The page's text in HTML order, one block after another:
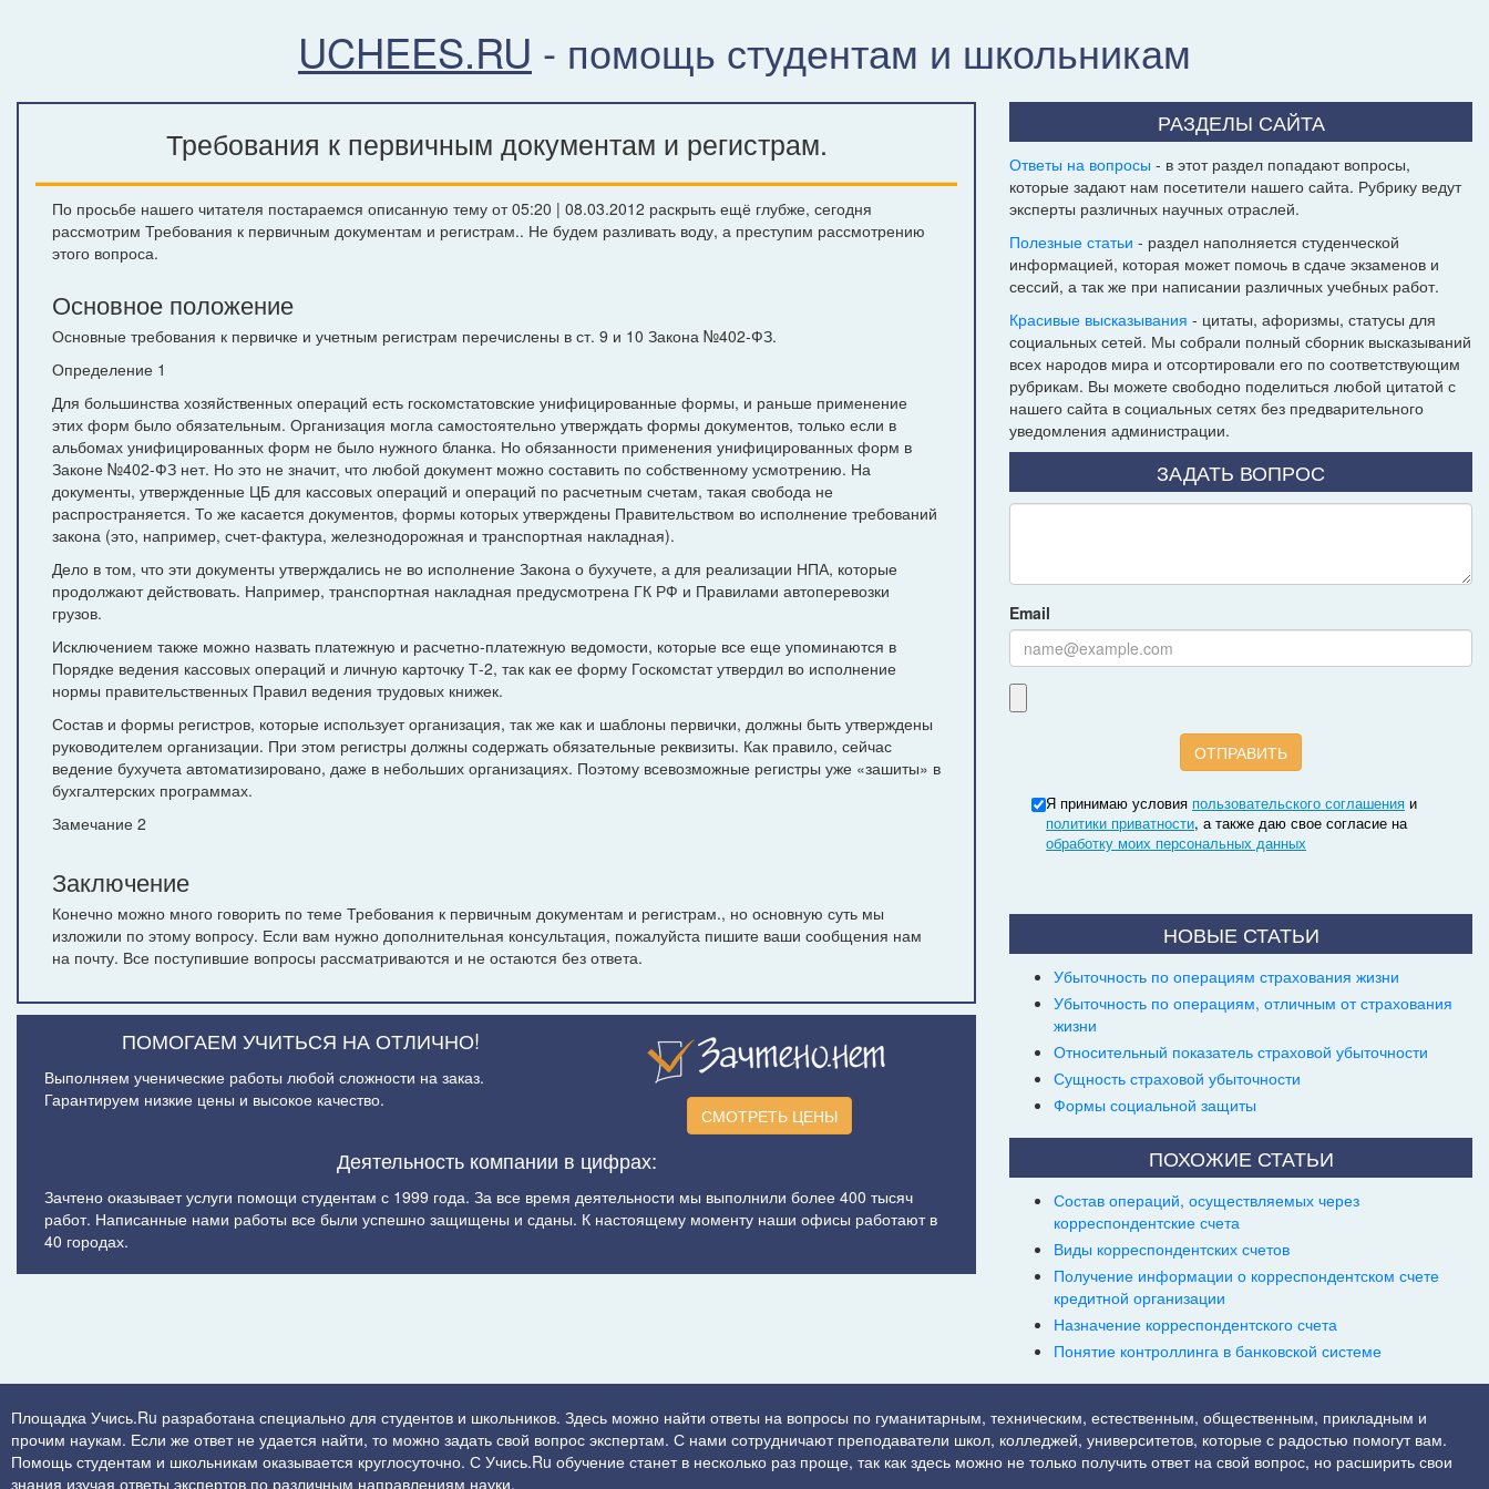
UCHEES.RU - помощь студентам и школьникам
Требования к первичным документам и регистрам.
По просьбе нашего читателя постараемся описанную тему от 05:20 | 08.03.2012 раскрыть ещё глубже, сегодня
рассмотрим Требования к первичным документам и регистрам.. Не будем разливать воду, а преступим рассмотрению
этого вопроса.
Основное положение
Основные требования к первичке и учетным регистрам перечислены в ст. 9 и 10 Закона №402-ФЗ.
Определение 1
Для большинства хозяйственных операций есть госкомстатовские унифицированные формы, и раньше применение
этих форм было обязательным. Организация могла самостоятельно утверждать формы документов, только если в
альбомах унифицированных форм не было нужного бланка. Но обязанности применения унифицированных форм в
Законе №402-ФЗ нет. Но это не значит, что любой документ можно составить по собственному усмотрению. На
документы, утвержденные ЦБ для кассовых операций и операций по расчетным счетам, такая свобода не
распространяется. То же касается документов, формы которых утверждены Правительством во исполнение требований
закона (это, например, счет-фактура, железнодорожная и транспортная накладная).
Дело в том, что эти документы утверждались не во исполнение Закона о бухучете, а для реализации НПА, которые
продолжают действовать. Например, транспортная накладная предусмотрена ГК РФ и Правилами автоперевозки
грузов.
Исключением также можно назвать платежную и расчетно-платежную ведомости, которые все еще упоминаются в
Порядке ведения кассовых операций и личную карточку Т-2, так как ее форму Госкомстат утвердил во исполнение
нормы правительственных Правил ведения трудовых книжек.
Состав и формы регистров, которые использует организация, так же как и шаблоны первички, должны быть утверждены
руководителем организации. При этом регистры должны содержать обязательные реквизиты. Как правило, сейчас
ведение бухучета автоматизировано, даже в небольших организациях. Поэтому всевозможные регистры уже «зашиты» в
бухгалтерских программах.
Замечание 2
Заключение
Конечно можно много говорить по теме Требования к первичным документам и регистрам., но основную суть мы
изложили по этому вопросу. Если вам нужно дополнительная консультация, пожалуйста пишите ваши сообщения нам
на почту. Все поступившие вопросы рассматриваются и не остаются без ответа.
ПОМОГАЕМ УЧИТЬСЯ НА ОТЛИЧНО!
Выполняем ученические работы любой сложности на заказ.
Гарантируем низкие цены и высокое качество.
СМОТРЕТЬ ЦЕНЫ
Деятельность компании в цифрах:
Зачтено оказывает услуги помощи студентам с 1999 года. За все время деятельности мы выполнили более 400 тысяч
работ. Написанные нами работы все были успешно защищены и сданы. К настоящему моменту наши офисы работают в
40 городах.
РАЗДЕЛЫ САЙТА
Ответы на вопросы - в этот раздел попадают вопросы,
которые задают нам посетители нашего сайта. Рубрику ведут
эксперты различных научных отраслей.
Полезные статьи - раздел наполняется студенческой
информацией, которая может помочь в сдаче экзаменов и
сессий, а так же при написании различных учебных работ.
Красивые высказывания - цитаты, афоризмы, статусы для
социальных сетей. Мы собрали полный сборник высказываний
всех народов мира и отсортировали его по соответствующим
рубрикам. Вы можете свободно поделиться любой цитатой с
нашего сайта в социальных сетях без предварительного
уведомления администрации.
ЗАДАТЬ ВОПРОС
Email
Я принимаю условия пользовательского соглашения и
политики приватности, а также даю свое согласие на
обработку моих персональных данных
НОВЫЕ СТАТЬИ
Убыточность по операциям страхования жизни
Убыточность по операциям, отличным от страхования
жизни
Относительный показатель страховой убыточности
Сущность страховой убыточности
Формы социальной защиты
ПОХОЖИЕ СТАТЬИ
Состав операций, осуществляемых через
корреспондентские счета
Виды корреспондентских счетов
Получение информации о корреспондентском счете
кредитной организации
Назначение корреспондентского счета
Понятие контроллинга в банковской системе
Площадка Учись.Ru разработана специально для студентов и школьников. Здесь можно найти ответы на вопросы по гуманитарным, техническим, естественным, общественным, прикладным и
прочим наукам. Если же ответ не удается найти, то можно задать свой вопрос экспертам. С нами сотрудничают преподаватели школ, колледжей, университетов, которые с радостью помогут вам.
Помощь студентам и школьникам оказывается круглосуточно. С Учись.Ru обучение станет в несколько раз проще, так как здесь можно не только получить ответ на свой вопрос, но расширить свои
знания изучая ответы экспертов по различным направлениям науки.